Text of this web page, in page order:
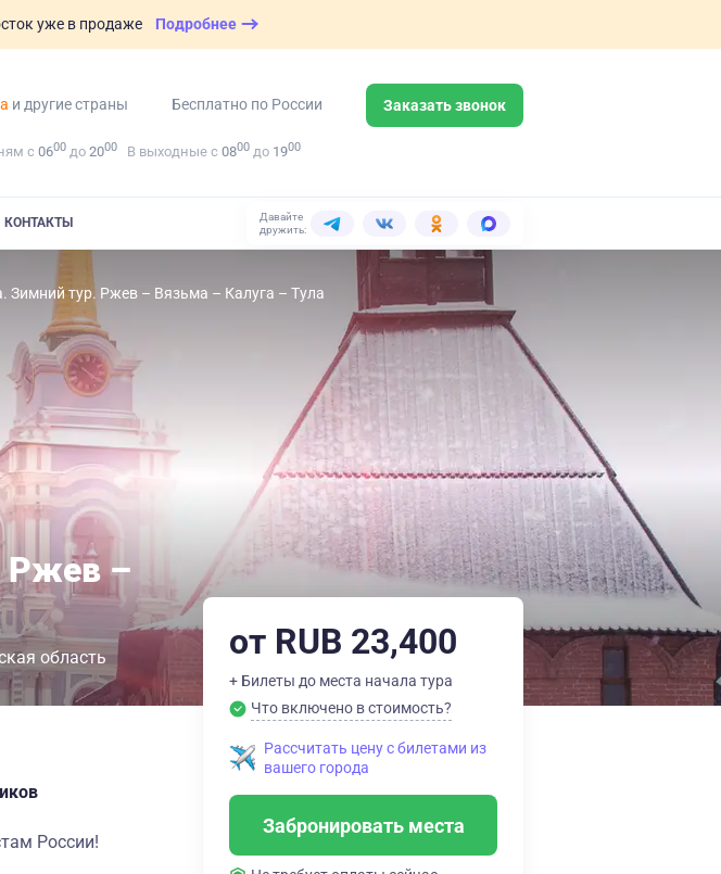
уже в продаже Подробнее
и другие страны Бесплатно по России Заказать звонок
с 0600 до 2000 В выходные с 0800 до 1900
КОНТАКТЫ
Давайте
дружить:
Зимний тур. Ржев – Вязьма – Калуга – Тула
Ржев –
область
России!
от RUB 23,400
+ Билеты до места начала тура
Что включено в стоимость?
Рассчитать цену с билетами из
вашего города
Забронировать места